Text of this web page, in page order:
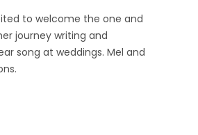
to welcome the one and
journey writing and
song at weddings. Mel and